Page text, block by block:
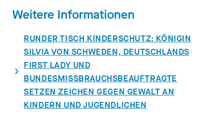
Weitere Informationen
RUNDER TISCH KINDERSCHUTZ: KÖNIGIN
SILVIA VON SCHWEDEN, DEUTSCHLANDS
FIRST LADY UND
BUNDESMISSBRAUCHSBEAUFTRAGTE
SETZEN ZEICHEN GEGEN GEWALT AN
KINDERN UND JUGENDLICHEN